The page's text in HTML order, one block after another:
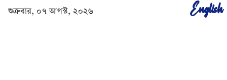
শুক্রবার, ০৭ আগস্ট, ২০২৬ English